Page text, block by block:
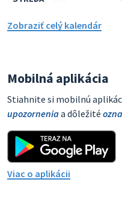
Zobraziť celý kalendár
Mobilná aplikácia
Stiahnite si mobilnú
upozorneniaa dôležité
Viac o aplikácii